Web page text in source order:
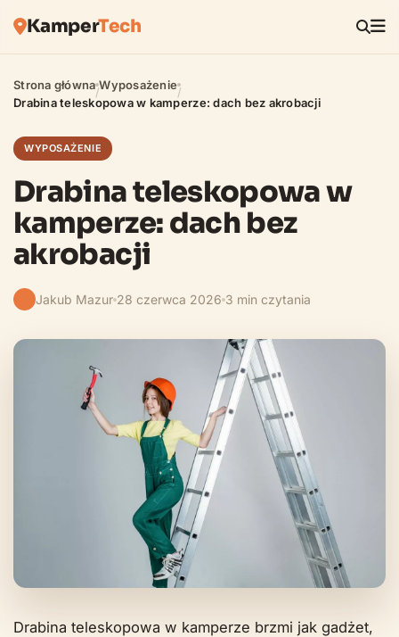
KamperTech
Strona główna/Wyposażenie/
Drabina teleskopowa w kamperze: dach bez akrobacji
WYPOSAŻENIE
Drabina teleskopowa w
kamperze: dach bez
akrobacji
Jakub Mazur 28 czerwca 2026 3 min czytania
Drabina teleskopowa w kamperze brzmi jak gadżet,